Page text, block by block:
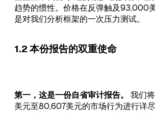
趋势的惯性。价格在反弹触及93,000
是对我们分析框架的一次压力测试。
1.2 本份报告的双重使命
第一，这是一份自省审计报告。
我们
美元至80,607美元的市场行为进行详